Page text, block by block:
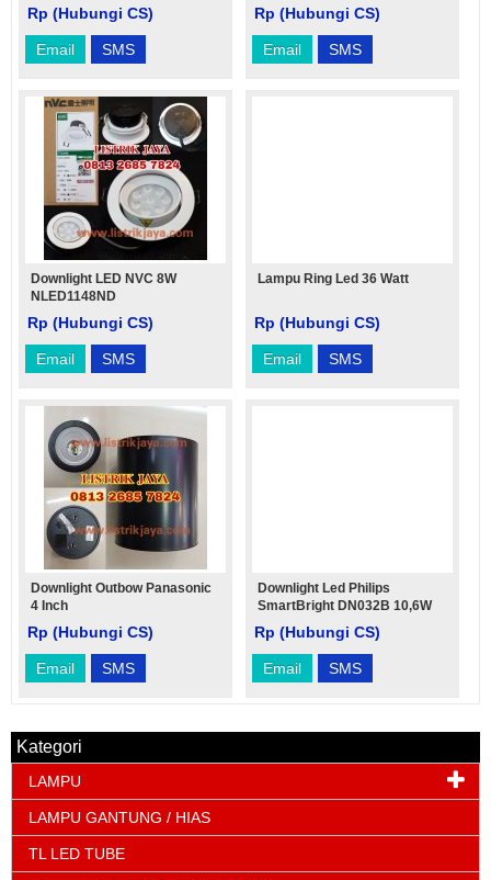
Rp (Hubungi CS)
Email SMS
Rp (Hubungi CS)
Email SMS
Downlight LED NVC 8W
NLED1148ND
Rp (Hubungi CS)
Email SMS
Lampu Ring Led 36 Watt
Rp (Hubungi CS)
Email SMS
Downlight Outbow Panasonic
4 Inch
Rp (Hubungi CS)
Email SMS
Downlight Led Philips
SmartBright DN032B 10,6W
Rp (Hubungi CS)
Email SMS
Kategori
LAMPU
LAMPU GANTUNG / HIAS
TL LED TUBE